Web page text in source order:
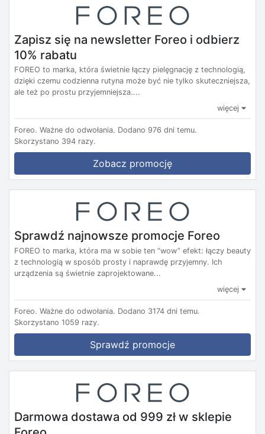
Zapisz się na newsletter Foreo i odbierz
10% rabatu
FOREO to marka, która świetnie łączy pielęgnację z technologią,
dzięki czemu codzienna rutyna może być nie tylko skuteczniejsza,
ale też po prostu przyjemniejsza....
więcej
Foreo. Ważne do odwołania. Dodano 976 dni temu.
Skorzystano 394 razy.
Zobacz promocję
Sprawdź najnowsze promocje Foreo
FOREO to marka, która ma w sobie ten “wow” efekt: łączy beauty
z technologią w sposób prosty i naprawdę przyjemny. Ich
urządzenia są świetnie zaprojektowane...
więcej
Foreo. Ważne do odwołania. Dodano 3174 dni temu.
Skorzystano 1059 razy.
Sprawdź promocje
Darmowa dostawa od 999 zł w sklepie